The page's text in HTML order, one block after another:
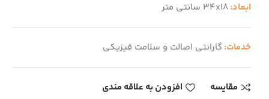
ابعاد:34x18 سانتی متر
خدمات: گارانتی اصالت و سلامت فیزیکی
مقایسه افزودن به علاقه مندی